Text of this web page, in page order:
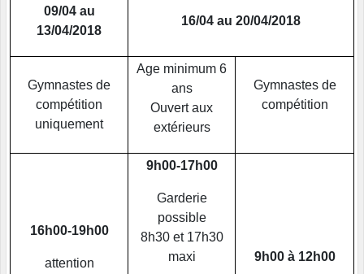
09/04 au
13/04/2018
16/04 au 20/04/2018
Gymnastes de
compétition
uniquement
Age minimum 6
ans
Ouvert aux
extérieurs
Gymnastes de
compétition
16h00-19h00
attention
9h00-17h00
Garderie
possible
8h30 et 17h30
maxi
9h00 à 12h00